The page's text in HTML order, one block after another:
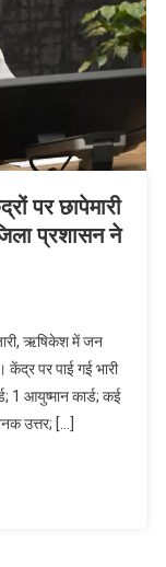
पर छापेमारी
प्रशासन ने
ऋषिकेश में जन
केंद्र पर पाई गई भारी
1 आयुष्मान कार्ड; कई
उत्तर; […]